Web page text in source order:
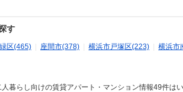
す
区(465) 座間市(378) 横浜市戸塚区(223) 横浜市
暮らし向けの賃貸アパート・マンション情報49件